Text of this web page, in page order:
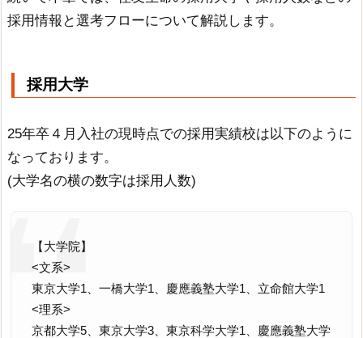
採用情報と選考フローについて解説します。
採用大学
25年卒４月入社の現時点での採用実績校は以下のように
なっております。
(大学名の横の数字は採用人数)
【大学院】
<文系>
東京大学1、一橋大学1、慶應義塾大学1、立命館大学1
<理系>
京都大学5、東京大学3、東京科学大学1、慶應義塾大学